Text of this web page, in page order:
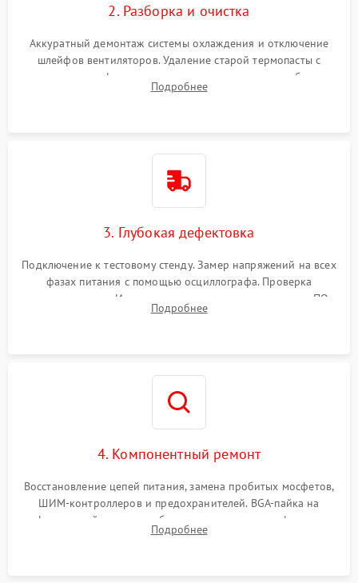
2. Разборка и очистка
Аккуратный демонтаж системы охлаждения и отключение
шлейфов вентиляторов. Удаление старой термопасты с
кристалла графического чипа и термопрокладок с банок
памяти и зоны VRM. Очистка платы от пыли и окислов.
Подробнее
3. Глубокая дефектовка
Подключение к тестовому стенду. Замер напряжений на всех
фазах питания с помощью осциллографа. Проверка
инициализации. Использование специализированного ПО
MATS
Подробнее
4. Компонентный ремонт
Восстановление цепей питания, замена пробитых мосфетов,
ШИМ-контроллеров и предохранителей. BGA-пайка на
инфракрасной станции реболлинг или замена графического
чипа и дефектной памяти GDDR. Прошивка BIOS
Подробнее